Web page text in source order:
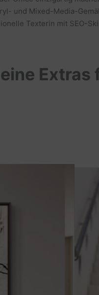
und Mixed-Media-
Texterin mit SEO-
Extras